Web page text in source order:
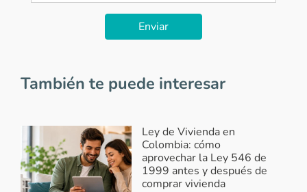
Enviar
También te puede interesar
Ley de Vivienda en
Colombia: cómo
aprovechar la Ley 546 de
1999 antes y después de
comprar vivienda